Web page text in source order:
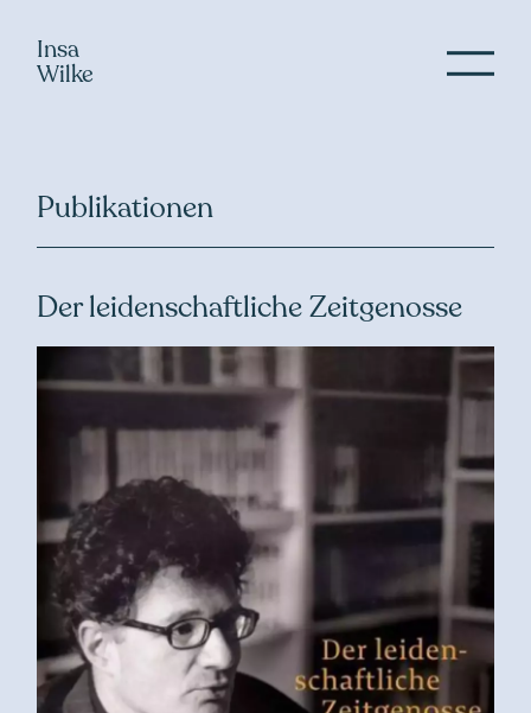
Logo
Insa
Wilke
Publikationen
Der leidenschaftliche Zeitgenosse